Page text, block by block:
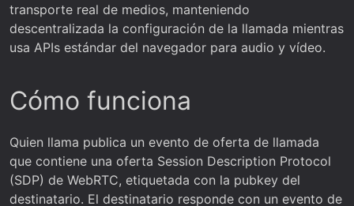
transporte real de medios, manteniendo
descentralizada la configuración de la llamada mientras
usa APIs estándar del navegador para audio y vídeo.
Cómo funciona
Quien llama publica un evento de oferta de llamada
que contiene una oferta Session Description Protocol
(SDP) de WebRTC, etiquetada con la pubkey del
destinatario. El destinatario responde con un evento de